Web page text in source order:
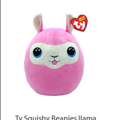
Ty Squishy Beanies Ilama